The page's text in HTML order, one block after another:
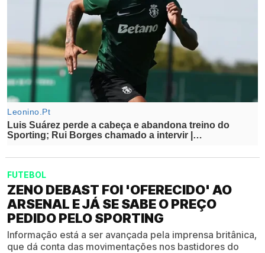
FUTEBOL
ZENO DEBAST FOI 'OFERECIDO' AO
ARSENAL E JÁ SE SABE O PREÇO
PEDIDO PELO SPORTING
Informação está a ser avançada pela imprensa britânica,
que dá conta das movimentações nos bastidores do